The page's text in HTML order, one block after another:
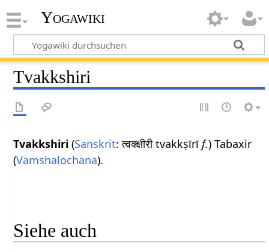
Yogawiki
Tvakkshiri
Tvakkshiri (Sanskrit: त्वक्क्षीरी tvakkṣīrīf.) Tabaxir
(Vamshalochana).
Siehe auch